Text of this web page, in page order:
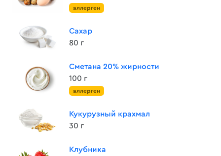
аллерген
Сахар
80 г
Сметана 20% жирности
100 г
аллерген
Кукурузный крахмал
30 г
Клубника